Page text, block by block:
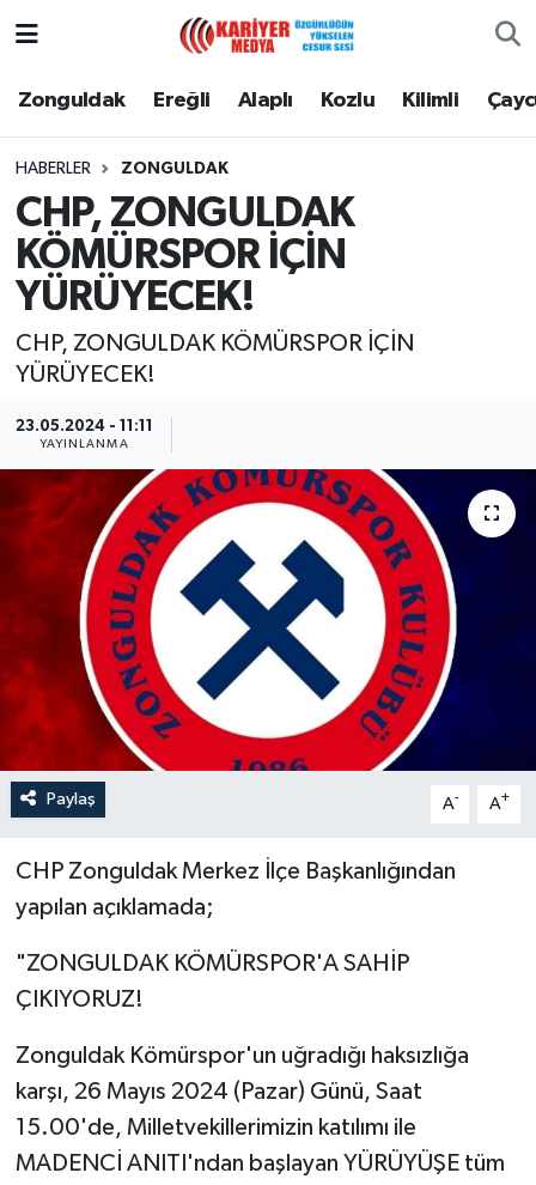
Zonguldak Ereğli Alaplı Kozlu Kilimli
HABERLER ZONGULDAK
CHP, ZONGULDAK
KÖMÜRSPOR İÇİN
YÜRÜYECEK!
CHP, ZONGULDAK KÖMÜRSPOR İÇİN
YÜRÜYECEK!
23.05.2024 - 11:11
YAYINLANMA
Paylaş A- A+
CHP Zonguldak Merkez İlçe Başkanlığından
yapılan açıklamada;
"ZONGULDAK KÖMÜRSPOR'A SAHİP
ÇIKIYORUZ!
Zonguldak Kömürspor'un uğradığı haksızlığa
karşı, 26 Mayıs 2024 (Pazar) Günü, Saat
15.00'de, Milletvekillerimizin katılımı ile
MADENCİ ANITI'ndan başlayan YÜRÜYÜŞE tüm
Zonguldak
Alaplı
Kozlu
Kilimli
Devrek
Özel
Mesaj
Dergim
Zonguldak Nöbetçi Eczaneler
Zonguldak Namaz Vakitleri
Zonguldak Trafik Yoğunluk Haritası
Puan Durumu ve Fikstür
Son Dakika Haberleri
Haber Arşivi